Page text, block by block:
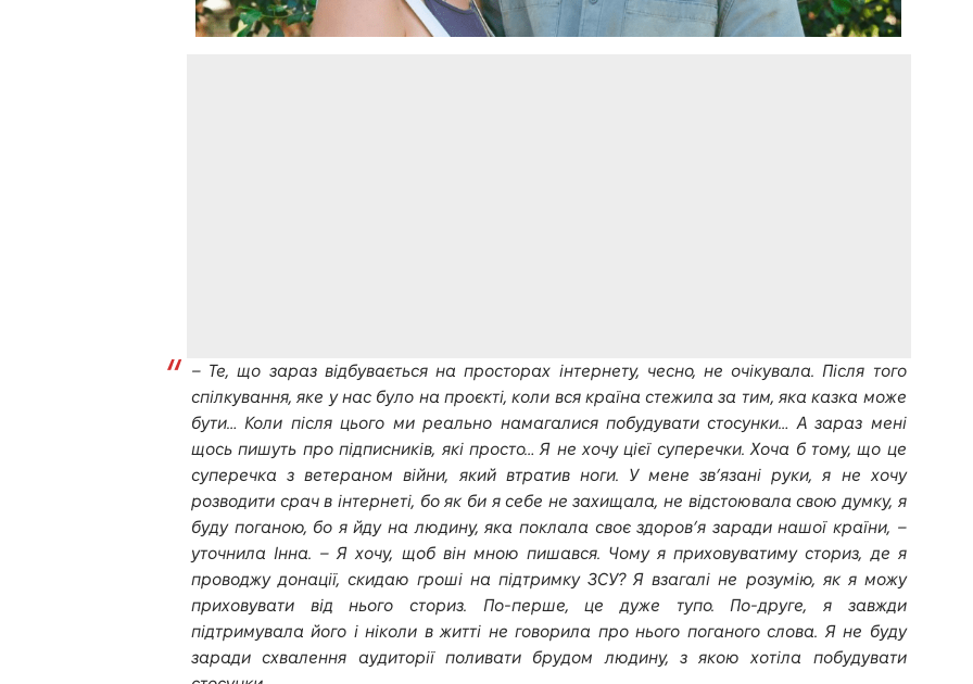
– Те, що зараз відбувається на просторах інтернету, чесно, не очікувала. Після того
спілкування, яке у нас було на проєкті, коли вся країна стежила за тим, яка казка може
бути… Коли після цього ми реально намагалися побудувати стосунки… А зараз мені
щось пишуть про підписників, які просто… Я не хочу цієї суперечки. Хоча б тому, що це
суперечка з ветераном війни, який втратив ноги. У мене зв’язані руки, я не хочу
розводити срач в інтернеті, бо як би я себе не захищала, не відстоювала свою думку, я
буду поганою, бо я йду на людину, яка поклала своє здоров’я заради нашої країни, –
уточнила Інна. – Я хочу, щоб він мною пишався. Чому я приховуватиму сториз, де я
проводжу донації, скидаю гроші на підтримку ЗСУ? Я взагалі не розумію, як я можу
приховувати від нього сториз. По-перше, це дуже тупо. По-друге, я завжди
підтримувала його і ніколи в житті не говорила про нього поганого слова. Я не буду
заради схвалення аудиторії поливати брудом людину, з якою хотіла побудувати